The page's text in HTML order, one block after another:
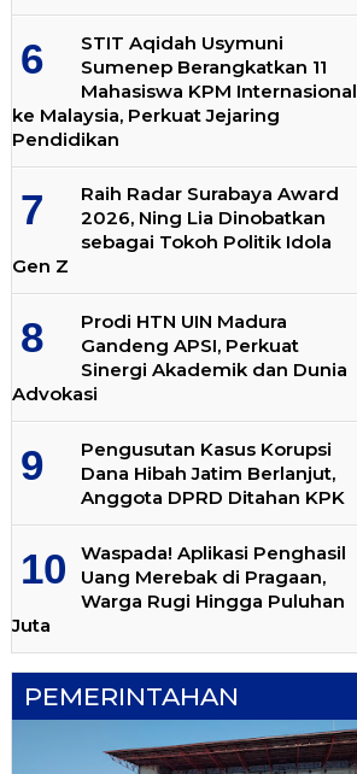
STIT Aqidah Usymuni
Sumenep Berangkatkan 11
Mahasiswa KPM Internasional
ke Malaysia, Perkuat Jejaring
Pendidikan
Raih Radar Surabaya Award
2026, Ning Lia Dinobatkan
sebagai Tokoh Politik Idola
Gen Z
Prodi HTN UIN Madura
Gandeng APSI, Perkuat
Sinergi Akademik dan Dunia
Advokasi
Pengusutan Kasus Korupsi
Dana Hibah Jatim Berlanjut,
Anggota DPRD Ditahan KPK
Waspada! Aplikasi Penghasil
Uang Merebak di Pragaan,
Warga Rugi Hingga Puluhan
Juta
PEMERINTAHAN